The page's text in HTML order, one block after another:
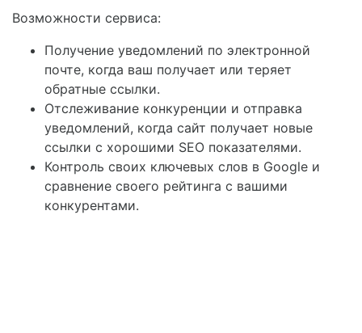
Возможности сервиса:
Получение уведомлений по электронной
почте, когда ваш получает или теряет
обратные ссылки.
Отслеживание конкуренции и отправка
уведомлений, когда сайт получает новые
ссылки с хорошими SEO показателями.
Контроль своих ключевых слов в Google и
сравнение своего рейтинга с вашими
конкурентами.